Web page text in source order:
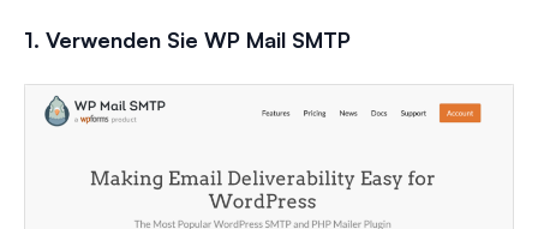
1. Verwenden Sie WP Mail SMTP